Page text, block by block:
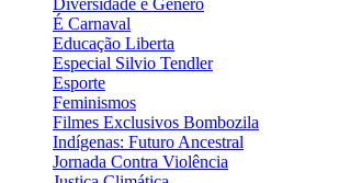
É Carnaval
Educação Liberta
Especial Silvio Tendler
Esporte
Feminismos
Filmes Exclusivos Bombozila
Indígenas: Futuro Ancestral
Jornada Contra Violência